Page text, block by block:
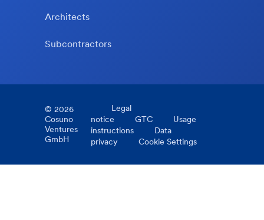
Architects
Subcontractors
© 2026
Cosuno
Ventures
GmbH
Legal
notice
GTC
Usage
instructions
Data
privacy
Cookie Settings